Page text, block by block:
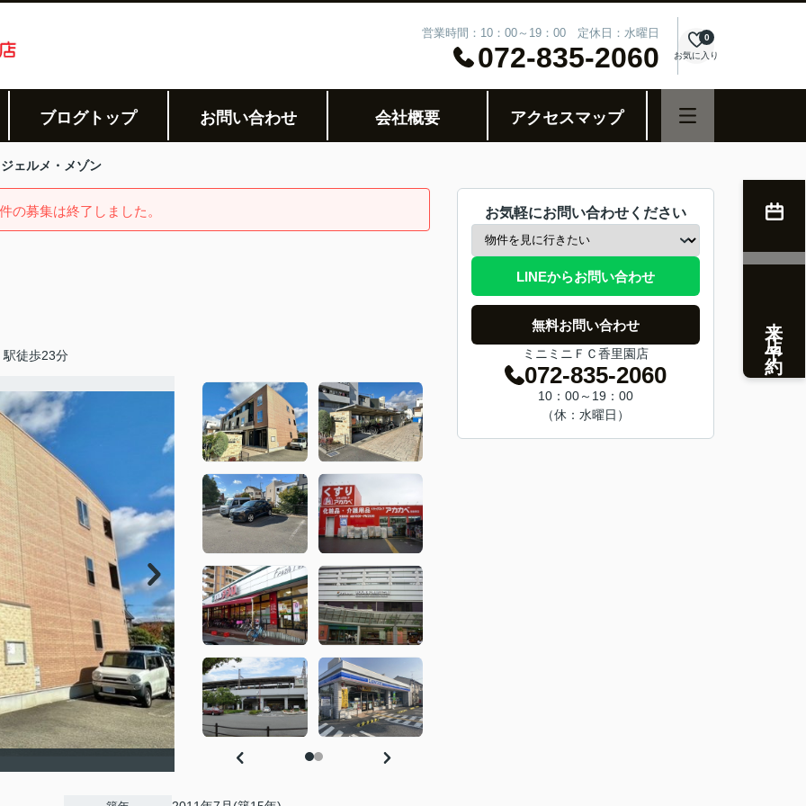
営業時間：10：00～19：00 定休日：水曜日
072-835-2060 お気に入り
0
ブログトップ お問い合わせ 会社概要 アクセスマップ
ジェルメ・メゾン
の募集は終了しました。
駅徒歩23分
お気軽にお問い合わせください
LINEからお問い合わせ
無料お問い合わせ
ミニミニＦＣ香里園店
072-835-2060
10：00～19：00
（休：水曜日）
来店予約